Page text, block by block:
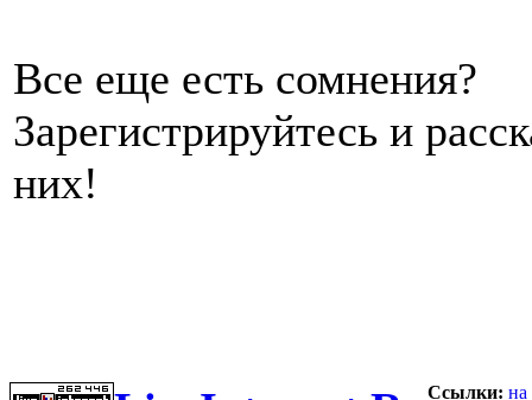
Все еще есть сомнения?
Зарегистрируйтесь и
них!
Ссылки: на